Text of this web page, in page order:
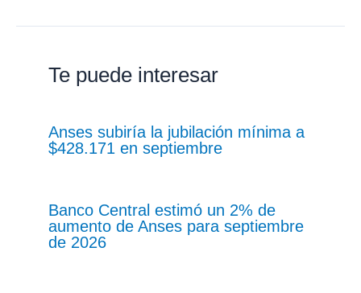
Te puede interesar
Anses subiría la jubilación mínima a
$428.171 en septiembre
Banco Central estimó un 2% de
aumento de Anses para septiembre
de 2026